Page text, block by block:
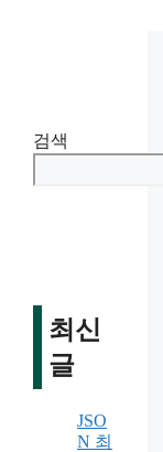
검색
최신
글
JSO
N 최